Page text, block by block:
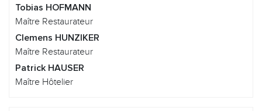
Tobias HOFMANN
Maître Restaurateur
Clemens HUNZIKER
Maître Restaurateur
Patrick HAUSER
Maître Hôtelier